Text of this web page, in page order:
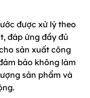
được xử lý theo
đáp ứng đầy đủ
sản xuất công
bảo không làm
sản phẩm và